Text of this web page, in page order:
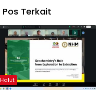
Pos Terkait
Halut